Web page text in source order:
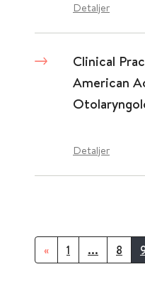
Detaljer
Clinical
American
Detaljer
« 1 ... 8